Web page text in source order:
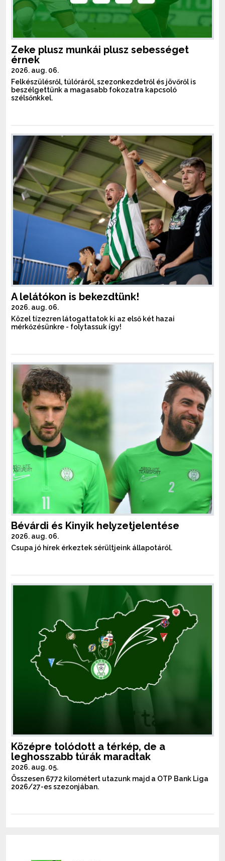
Zeke plusz munkái plusz sebességet
érnek
2026. aug. 06.
Felkészülésről, túlóráról, szezonkezdetről és jövőről is
beszélgettünk a magasabb fokozatra kapcsoló
szélsőnkkel.
A lelátókon is bekezdtünk!
2026. aug. 06.
Közel tízezren látogattatok ki az első két hazai
mérkőzésünkre - folytassuk így!
Bévárdi és Kinyik helyzetjelentése
2026. aug. 06.
Csupa jó hírek érkeztek sérültjeink állapotáról.
Középre tolódott a térkép, de a
leghosszabb túrák maradtak
2026. aug. 05.
Összesen 6772 kilométert utazunk majd a OTP Bank Liga
2026/27-es szezonjában.